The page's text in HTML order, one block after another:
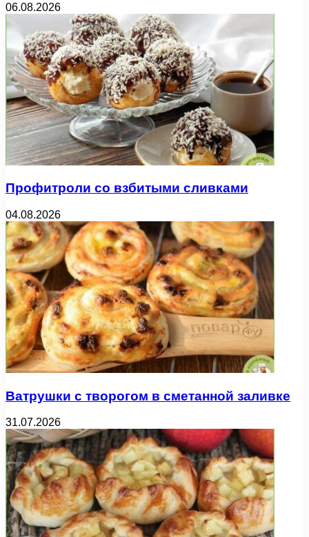
06.08.2026
Профитроли со взбитыми сливками
04.08.2026
Ватрушки с творогом в сметанной заливке
31.07.2026